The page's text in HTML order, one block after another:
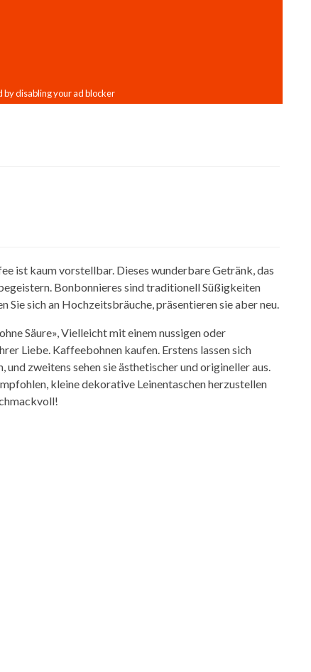
ist kaum vorstellbar. Dieses wunderbare Getränk, das
Bonbonnieres sind traditionell Süßigkeiten
Sie sich an Hochzeitsbräuche, präsentieren sie aber neu.
Säure», Vielleicht mit einem nussigen oder
Liebe. Kaffeebohnen kaufen. Erstens lassen sich
zweitens sehen sie ästhetischer und origineller aus.
kleine dekorative Leinentaschen herzustellen